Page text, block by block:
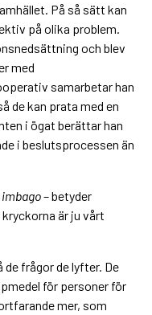
På så sätt kan
på olika problem.
och blev
med
samarbetar han
de kan prata med en
i ögat berättar han
i beslutsprocessen än
imbago– betyder
är ju vårt
frågor de lyfter. De
för personer för
mer, som